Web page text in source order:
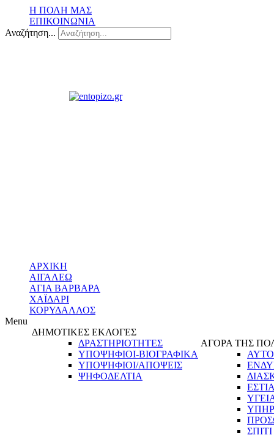
Η ΠΟΛΗ ΜΑΣ
ΕΠΙΚΟΙΝΩΝΙΑ
Αναζήτηση...
ΑΡΧΙΚΗ
ΑΙΓΑΛΕΩ
ΑΓΙΑ ΒΑΡΒΑΡΑ
ΧΑΪΔΑΡΙ
ΚΟΡΥΔΑΛΛΟΣ
Menu
ΔΗΜΟΤΙΚΕΣ ΕΚΛΟΓΕΣ
ΔΡΑΣΤΗΡΙΟΤΗΤΕΣ
ΥΠΟΨΗΦΙΟΙ-ΒΙΟΓΡΑΦΙΚΑ
ΥΠΟΨΗΦΙΟΙ/ΑΠΟΨΕΙΣ
ΨΗΦΟΔΕΛΤΙΑ
ΑΓΟΡΑ ΤΗΣ
ΣΠΙΤΙ